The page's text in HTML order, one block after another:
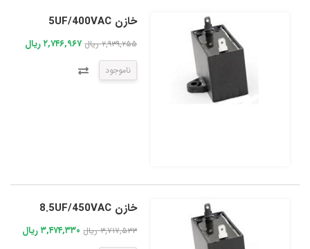
خازن 5UF/400VAC
۲,۹۳۹,۲۵۵ ریال ۲,۷۴۶,۹۶۷ ریال
ناموجود
خازن 8.5UF/450VAC
۳,۷۱۷,۵۳۳ ریال ۳,۴۷۴,۳۳۰ ریال